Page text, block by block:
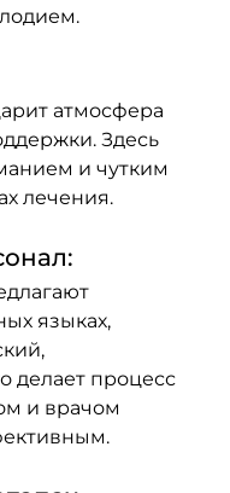
атмосфера
Здесь
и чутким
лечения.
языках,
делает процесс
и врачом